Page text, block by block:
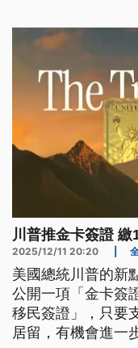
川普推金卡簽證
2025/12/11 20:20
美國總統川普的新
公開一項「金卡簽
移民簽證」，只要
居留，有機會進一